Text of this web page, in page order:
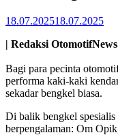
18.07.202518.07.2025
| Redaksi
Bagi para pecinta
performa kaki-kaki
sekadar bengkel biasa.
Di balik bengkel
berpengalaman: Om